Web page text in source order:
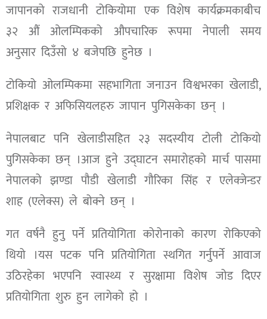
जापानको राजधानी टोकियोमा एक विशेष कार्यक्रमकाबीच
३२ औं ओलम्पिकको औपचारिक रूपमा नेपाली समय
अनुसार दिउँसो ४ बजेपछि हुनेछ ।
टोकियो ओलम्पिकमा सहभागिता जनाउन विश्वभरका खेलाडी,
प्रशिक्षक र अफिसियलहरु जापान पुगिसकेका छन् ।
नेपालबाट पनि खेलाडीसहित २३ सदस्यीय टोली टोकियो
पुगिसकेका छन् ।आज हुने उद्घाटन समारोहको मार्च पासमा
नेपालको झण्डा पौडी खेलाडी गौरिका सिंह र एलेक्जेन्डर
शाह (एलेक्स) ले बोक्ने छन् ।
गत वर्षनै हुनु पर्ने प्रतियोगिता कोरोनाको कारण रोकिएको
थियो ।यस पटक पनि प्रतियोगिता स्थगित गर्नुपर्ने आवाज
उठिरहेका भएपनि स्वास्थ्य र सुरक्षामा विशेष जोड दिएर
प्रतियोगिता शुरु हुन लागेको हो ।